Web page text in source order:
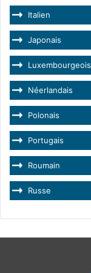
Italien
Japonais
Luxembourgeois
Néerlandais
Polonais
Portugais
Roumain
Russe